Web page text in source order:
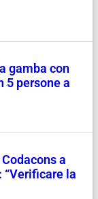
gamba con
5 persone a
a
“Verificare la